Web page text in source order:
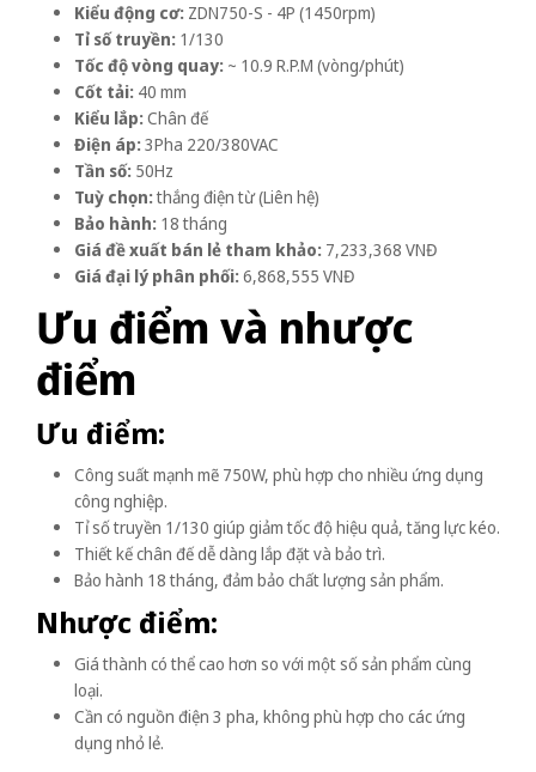
Kiểu động cơ: ZDN750-S - 4P (1450rpm)
Tỉ số truyền: 1/130
Tốc độ vòng quay: ~ 10.9 R.P.M (vòng/phút)
Cốt tải: 40 mm
Kiểu lắp:Chân đế
Điện áp:3Pha 220/380VAC
Tần số: 50Hz
Tuỳ chọn:thắng điện từ (Liên hệ)
Bảo hành: 18 tháng
Giá đề xuất bán lẻ tham khảo: 7,233,368 VNĐ
Giá đại lý phân phối:6,868,555 VNĐ
Ưu điểm và nhược
điểm
Ưu điểm:
Công suất mạnh mẽ 750W, phù hợp cho nhiều ứng dụng
công nghiệp.
Tỉ số truyền 1/130 giúp giảm tốc độ hiệu quả, tăng lực kéo.
Thiết kế chân đế dễ dàng lắp đặt và bảo trì.
Bảo hành 18 tháng, đảm bảo chất lượng sản phẩm.
Nhược điểm:
Giá thành có thể cao hơn so với một số sản phẩm cùng
loại.
Cần có nguồn điện 3 pha, không phù hợp cho các ứng
dụng nhỏ lẻ.